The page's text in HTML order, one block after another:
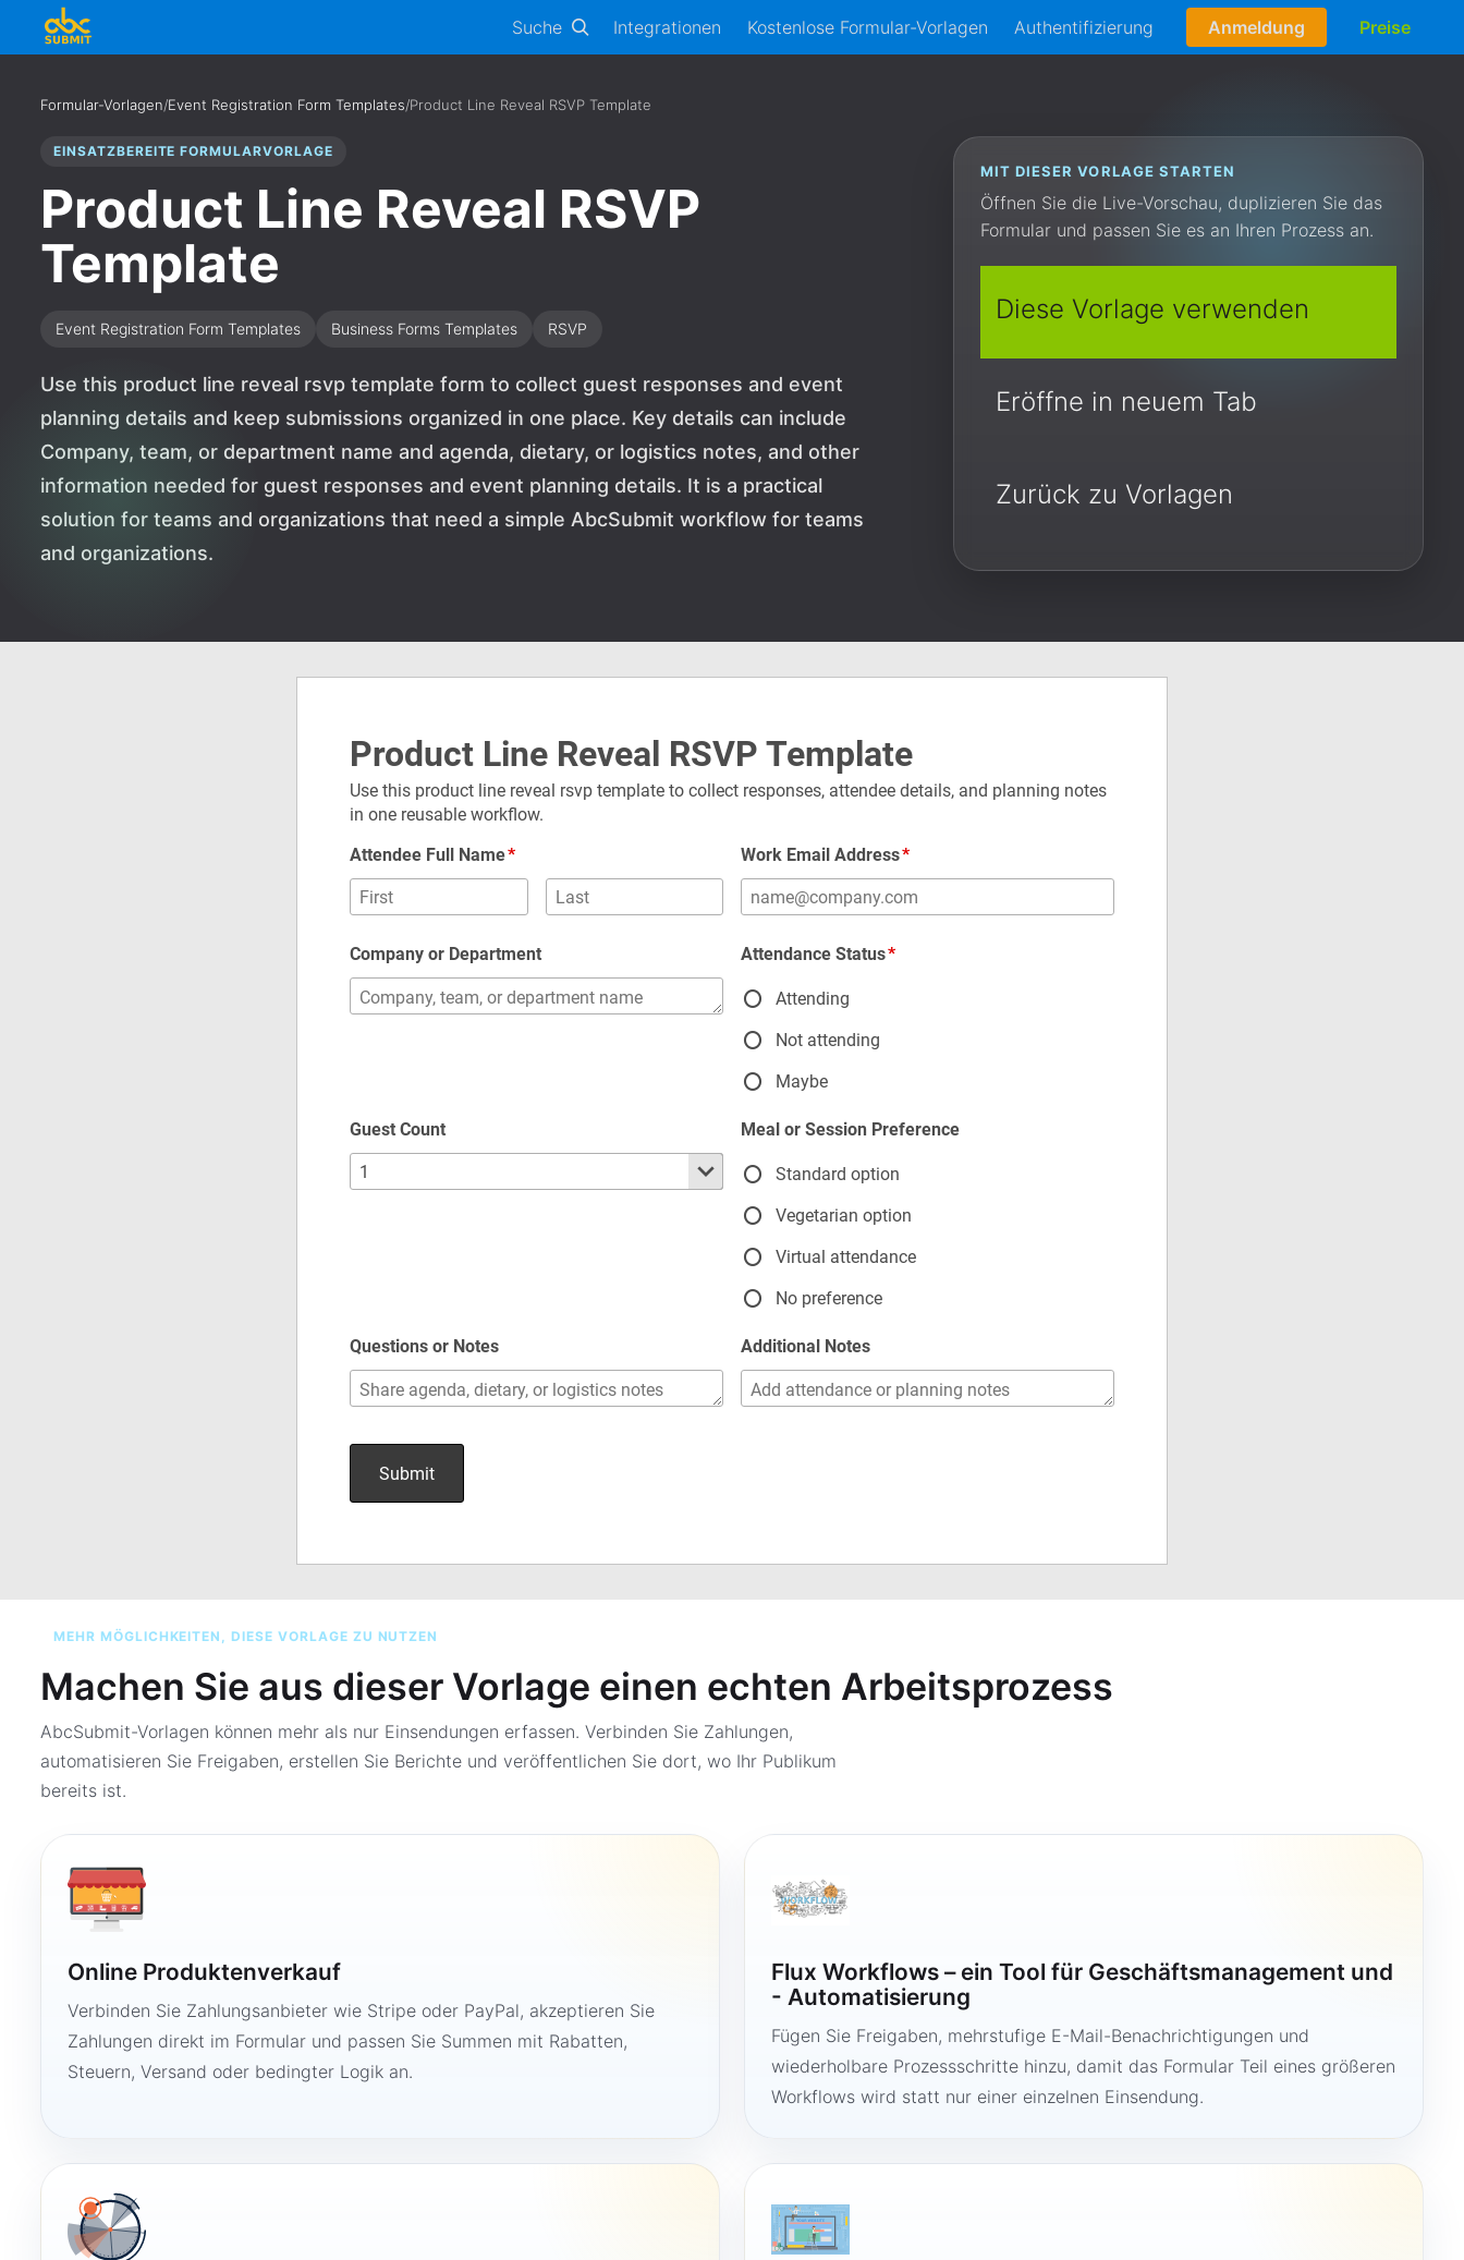
Suche Integrationen Kostenlose Formular-Vorlagen Authentifizierung Anmeldung Preise
Formular-Vorlagen/Event Registration Form Templates/Product Line Reveal RSVP Template
EINSATZBEREITE FORMULARVORLAGE
Product Line Reveal RSVP
Template
Event Registration Form Templates Business Forms Templates RSVP
Use this product line reveal rsvp template form to collect guest responses and event
planning details and keep submissions organized in one place. Key details can include
Company, team, or department name and agenda, dietary, or logistics notes, and other
information needed for guest responses and event planning details. It is a practical
solution for teams and organizations that need a simple AbcSubmit workflow for teams
and organizations.
MIT DIESER VORLAGE STARTEN
Öffnen Sie die Live-Vorschau, duplizieren Sie das
Formular und passen Sie es an Ihren Prozess an.
Diese Vorlage verwenden
Eröffne in neuem Tab
Zurück zu Vorlagen
MEHR MÖGLICHKEITEN, DIESE VORLAGE ZU NUTZEN
Machen Sie aus dieser Vorlage einen echten Arbeitsprozess
AbcSubmit-Vorlagen können mehr als nur Einsendungen erfassen. Verbinden Sie Zahlungen,
automatisieren Sie Freigaben, erstellen Sie Berichte und veröffentlichen Sie dort, wo Ihr Publikum
bereits ist.
Online Produktenverkauf
Verbinden Sie Zahlungsanbieter wie Stripe oder PayPal, akzeptieren Sie
Zahlungen direkt im Formular und passen Sie Summen mit Rabatten,
Steuern, Versand oder bedingter Logik an.
Flux Workflows – ein Tool für Geschäftsmanagement und
- Automatisierung
Fügen Sie Freigaben, mehrstufige E-Mail-Benachrichtigungen und
wiederholbare Prozessschritte hinzu, damit das Formular Teil eines größeren
Workflows wird statt nur einer einzelnen Einsendung.